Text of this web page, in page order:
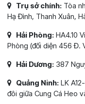
Trụ sở chính: Tòa
Hạ Đình, Thanh Xuân,
Hải Phòng: HA4.10
Phòng (đối diện 456 Đ.
Hải Dương: 387
Quảng Ninh: LK
đôi giữa Cung Cá Heo